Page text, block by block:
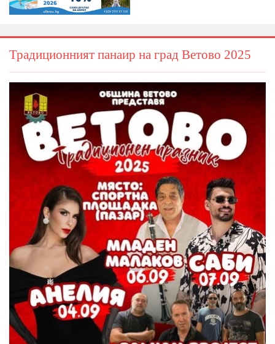
Традиционният панаир на град Ветово 2025